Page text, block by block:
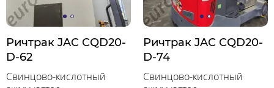
Ричтрак JAC CQD20-
D-62
Свинцово-кислотный
Ричтрак JAC CQD20-
D-74
Свинцово-кислотный